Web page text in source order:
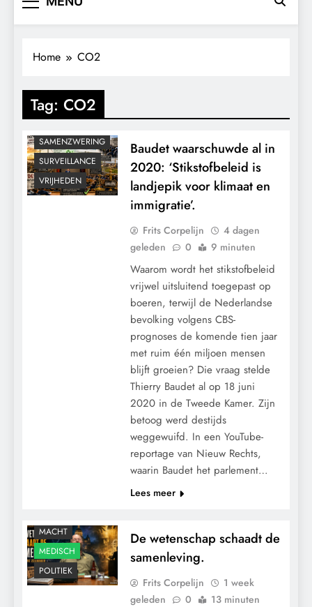
Home CO2
Tag: CO2
GEOPOLITIEK
GRONDRECHTEN
KLIMAATBEDROG
POLITIEK
RECHTSPRAAK
SAMENZWERING
SURVEILLANCE
VRIJHEDEN
Baudet waarschuwde al in
2020: ‘Stikstofbeleid is
landjepik voor klimaat en
immigratie’.
Frits Corpelijn
4 dagen
geleden
0 9 minuten
Waarom wordt het stikstofbeleid
vrijwel uitsluitend toegepast op
boeren, terwijl de Nederlandse
bevolking volgens CBS-
prognoses de komende tien jaar
met ruim één miljoen mensen
blijft groeien? Die vraag stelde
Thierry Baudet al op 18 juni
2020 in de Tweede Kamer. Zijn
betoog werd destijds
weggewuifd. In een YouTube-
reportage van Nieuw Rechts,
waarin Baudet het parlement…
Lees meer
MACHT
MEDISCH
POLITIEK
De wetenschap schaadt de
samenleving.
Frits Corpelijn
1 week
geleden
0 13 minuten